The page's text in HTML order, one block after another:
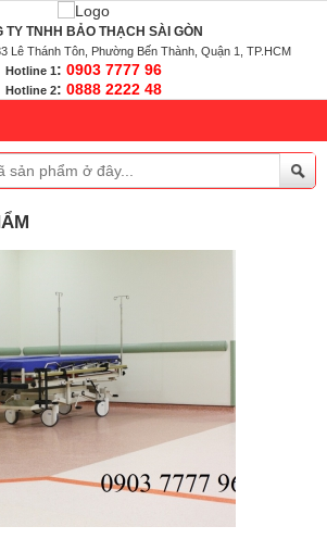
TY TNHH BẢO THẠCH SÀI GÒN
Lê Thánh Tôn, Phường Bến Thành, Quận 1, TP.HCM
Hotline 1: 0903 7777 96
Hotline 2: 0888 2222 48